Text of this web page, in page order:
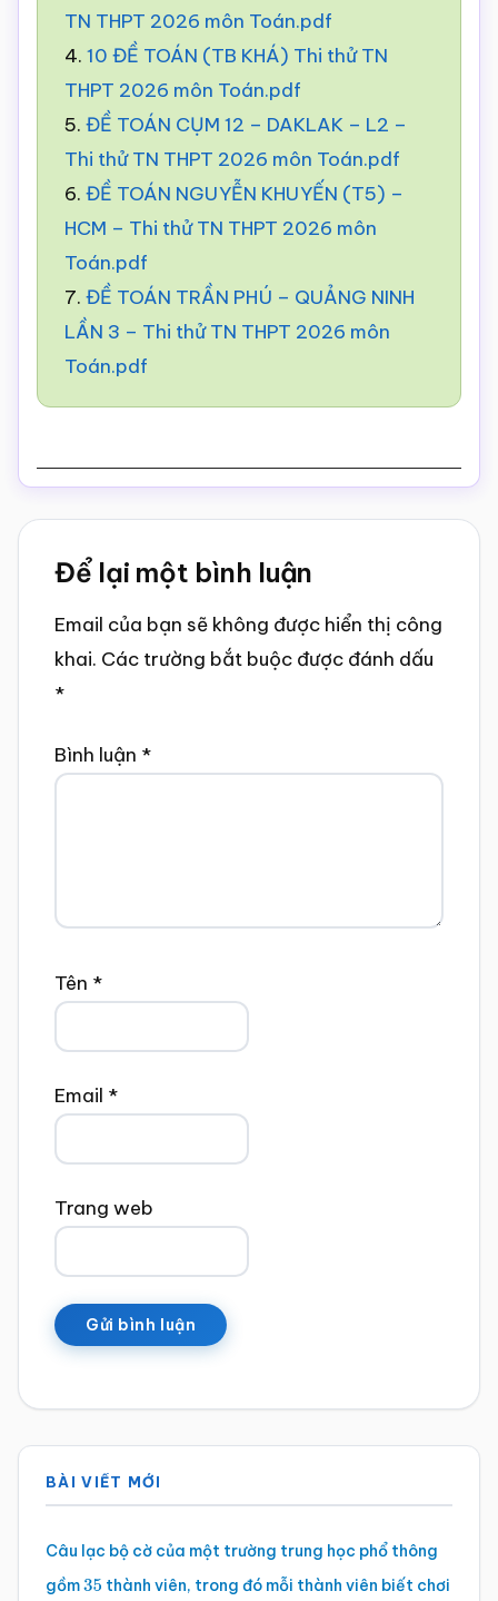
TN THPT 2026 môn Toán.pdf
4. 10 ĐỀ TOÁN (TB KHÁ) Thi thử TN
THPT 2026 môn Toán.pdf
5. ĐỀ TOÁN CỤM 12 – DAKLAK – L2 –
Thi thử TN THPT 2026 môn Toán.pdf
6. ĐỀ TOÁN NGUYỄN KHUYẾN (T5) –
HCM – Thi thử TN THPT 2026 môn
Toán.pdf
7. ĐỀ TOÁN TRẦN PHÚ – QUẢNG NINH
LẦN 3 – Thi thử TN THPT 2026 môn
Toán.pdf
Reader
Interactions
Để lại một bình luận
Email của bạn sẽ không được hiển thị công
khai. Các trường bắt buộc được đánh dấu
*
Bình luận *
Tên *
Email *
Trang web
Sidebar
chính
BÀI VIẾT MỚI
Câu lạc bộ cờ của một trường trung học phổ thông
gồm35 thành viên, trong đó mỗi thành viên biết chơi